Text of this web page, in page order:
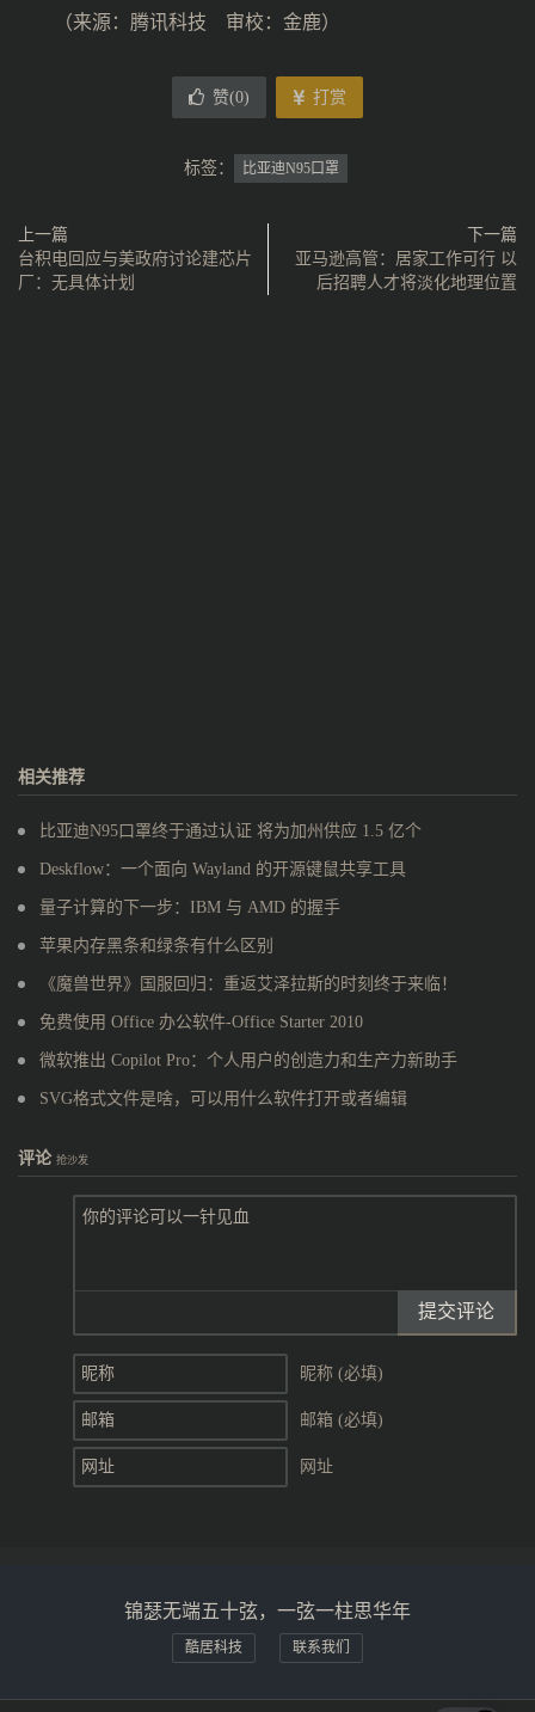
（来源：腾讯科技 审校：金鹿）
赞(0) 打赏
标签： 比亚迪N95口罩
上一篇
台积电回应与美政府讨论建芯片
厂：无具体计划
下一篇
亚马逊高管：居家工作可行 以
后招聘人才将淡化地理位置
相关推荐
比亚迪N95口罩终于通过认证 将为加州供应 1.5 亿个
Deskflow：一个面向 Wayland 的开源键鼠共享工具
量子计算的下一步：IBM 与 AMD 的握手
苹果内存黑条和绿条有什么区别
《魔兽世界》国服回归：重返艾泽拉斯的时刻终于来临！
免费使用 Office 办公软件-Office Starter 2010
微软推出 Copilot Pro：个人用户的创造力和生产力新助手
SVG格式文件是啥，可以用什么软件打开或者编辑
评论 抢沙发
提交评论
昵称 (必填)
邮箱 (必填)
网址
锦瑟无端五十弦，一弦一柱思华年
酷居科技 联系我们